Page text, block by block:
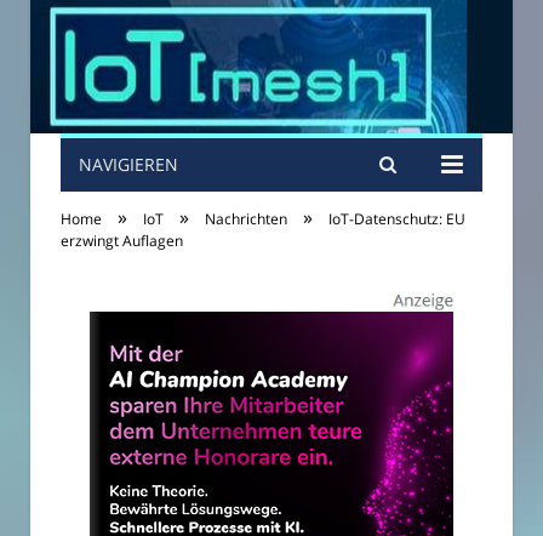
NAVIGIEREN
Home » IoT » Nachrichten »
IoT-Datenschutz: EU
erzwingt Auflagen